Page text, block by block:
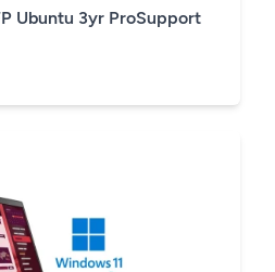
Ubuntu 3yr ProSupport